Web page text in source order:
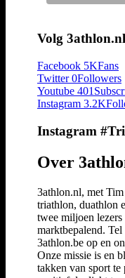
Volg 3athlon.nl
Facebook 5KFans
Twitter 0Followers
Youtube 401
Instagram 3.2K
Instagram
Over
3athlon.nl, met
triathlon, duathlon
twee miljoen
marktbepalend.
3athlon.be op en
Onze missie is en
takken van sport te